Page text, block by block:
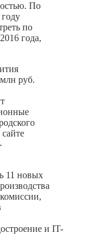
По
по
года,
руб.
сайте
11 новых
и IT-